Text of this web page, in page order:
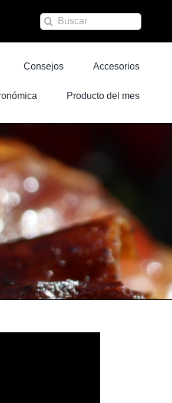
Buscar:
Consejos Accesorios
Producto del mes